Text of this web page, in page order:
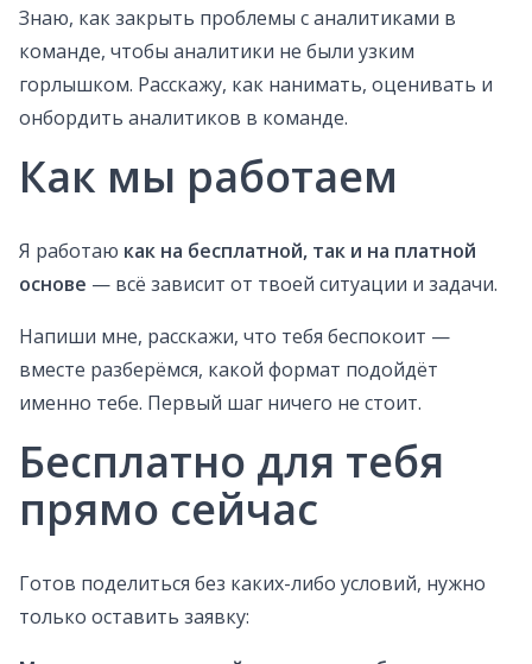
Знаю, как закрыть проблемы с аналитиками в
команде, чтобы аналитики не были узким
горлышком. Расскажу, как нанимать, оценивать и
онбордить аналитиков в команде.
Как мы работаем
Я работаю как на бесплатной, так и на платной
основе — всё зависит от твоей ситуации и задачи.
Напиши мне, расскажи, что тебя беспокоит —
вместе разберёмся, какой формат подойдёт
именно тебе. Первый шаг ничего не стоит.
Бесплатно для тебя
прямо сейчас
Готов поделиться без каких-либо условий, нужно
только оставить заявку: